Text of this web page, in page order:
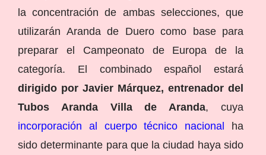
la concentración de ambas selecciones, que
utilizarán Aranda de Duero como base para
preparar el Campeonato de Europa de la
categoría. El combinado español estará
dirigido por Javier Márquez, entrenador del
Tubos Aranda Villa de Aranda, cuya
incorporación al cuerpo técnico nacional ha
sido determinante para que la ciudad haya sido